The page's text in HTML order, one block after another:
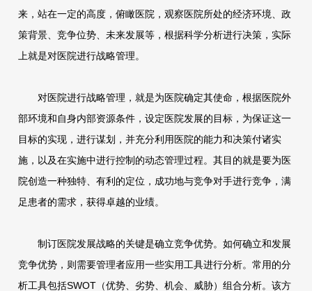
来，站在一定的高度，俯瞰医院，观察医院所处的经济环境、政
策背景、竞争位势、未来发展等，根据科学分析进行决策，实际
上就是对医院进行战略管理。
对医院进行战略管理，就是为医院确定其使命，根据医院外
部环境和自身内部资源条件，设定医院发展的目标，为保证这一
目标的实现，进行谋划，并充分利用医院的能力和决策付诸实
施，以及在实施中进行控制的动态管理过程。其目的就是要为医
院创造一种独特、有利的定位，成功地与竞争对手进行竞争，满
足患者的需求，获得卓越的业绩。
制订医院发展战略的关键是确立竞争优势。如何确立和发展
竞争优势，则需要管理者应用一些实用工具进行分析。常用的分
析工具包括SWOT（优势、劣势、机会、威胁）组合分析。该方